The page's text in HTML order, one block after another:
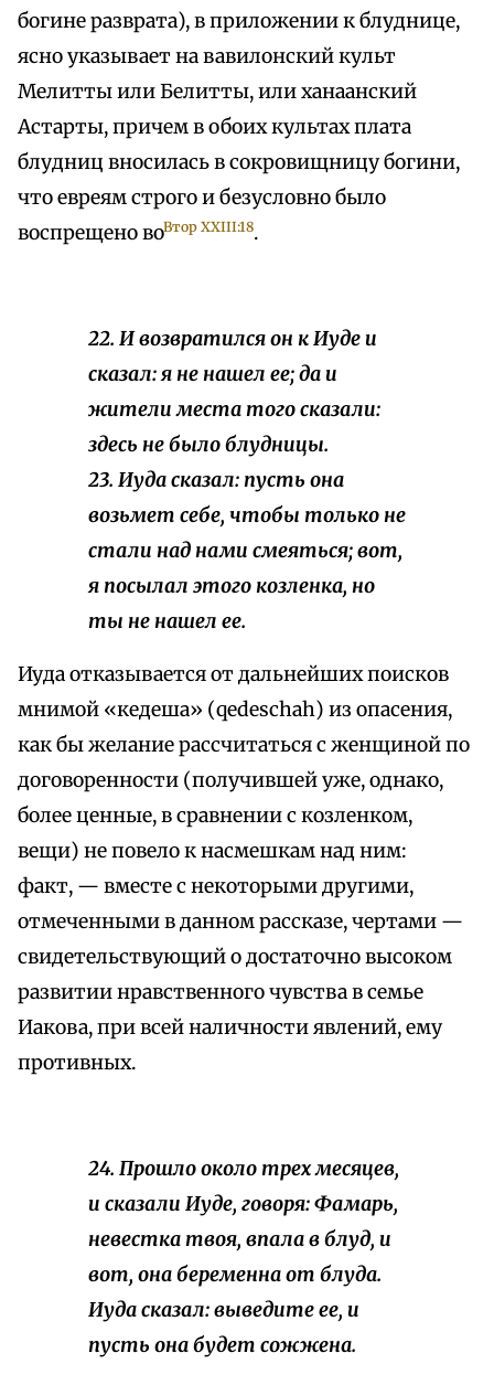
богине разврата), в приложении к блуднице,
ясно указывает на вавилонский культ
Мелитты или Белитты, или ханаанский
Астарты, причем в обоих культах плата
блудниц вносилась в сокровищницу богини,
что евреям строго и безусловно было
воспрещено воВтор XXIII:18.
22. И возвратился он к Иуде и
сказал: я не нашел ее; да и
жители места того сказали:
здесь не было блудницы.
23. Иуда сказал: пусть она
возьмет себе, чтобы только не
стали над нами смеяться; вот,
я посылал этого козленка, но
ты не нашел ее.
Иуда отказывается от дальнейших поисков
мнимой «кедеша» (qedeschah) из опасения,
как бы желание рассчитаться с женщиной по
договоренности (получившей уже, однако,
более ценные, в сравнении с козленком,
вещи) не повело к насмешкам над ним:
факт, — вместе с некоторыми другими,
отмеченными в данном рассказе, чертами —
свидетельствующий о достаточно высоком
развитии нравственного чувства в семье
Иакова, при всей наличности явлений, ему
противных.
24. Прошло около трех месяцев,
и сказали Иуде, говоря: Фамарь,
невестка твоя, впала в блуд, и
вот, она беременна от блуда.
Иуда сказал: выведите ее, и
пусть она будет сожжена.